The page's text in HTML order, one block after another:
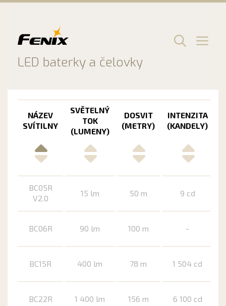
LED baterky a čelovky
Menu
NÁZEV
SVÍTILNY
SVĚTELNÝ
TOK
(LUMENY)
DOSVIT
(METRY)
INTENZITA
(KANDELY)
BC05R
V2.0
15 lm 50 m 9 cd
BC06R 90 lm 100 m -
BC15R 400 lm 78 m 1 504 cd
BC22R 1 400 lm 156 m 6 100 cd